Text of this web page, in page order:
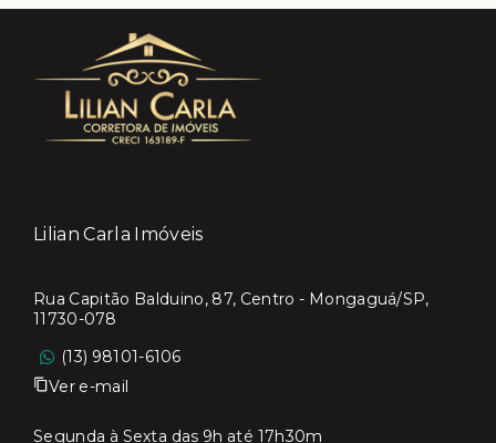
Lilian Carla Imóveis
Rua Capitão Balduino, 87, Centro - Mongaguá/SP,
11730-078
(13) 98101-6106
Ver e-mail
Segunda à Sexta das 9h até 17h30m